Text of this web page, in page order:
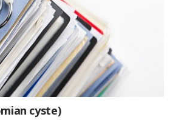
cyste)